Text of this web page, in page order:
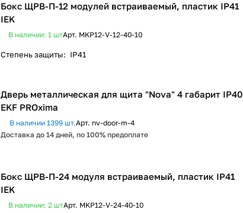
Бокс ЩРВ-П-12 модулей встраиваемый, пластик IP41
IEK
В наличии: 1 штАрт. MKP12-V-12-40-10
Степень защиты: IP41
Дверь металлическая для щита "Nova" 4 габарит IP40
EKF PROxima
В наличии 1399 шт.Арт. nv-door-m-4
Доставка до 14 дней, по 100% предоплате
Бокс ЩРВ-П-24 модуля встраиваемый, пластик IP41
IEK
В наличии: 2 штАрт. MKP12-V-24-40-10